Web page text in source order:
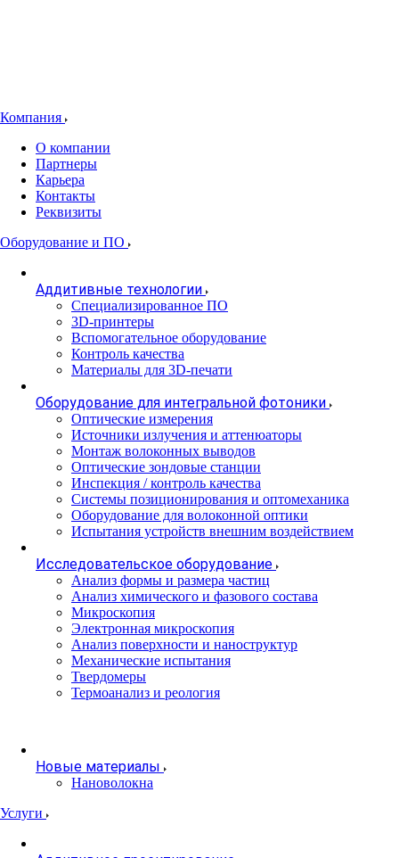
Компания
О компании
Партнеры
Карьера
Контакты
Реквизиты
Оборудование и ПО
Аддитивные технологии
Специализированное ПО
3D-принтеры
Вспомогательное оборудование
Контроль качества
Материалы для 3D-печати
Оборудование для интегральной фотоники
Оптические измерения
Источники излучения и аттенюаторы
Монтаж волоконных выводов
Оптические зондовые станции
Инспекция / контроль качества
Системы позиционирования и оптомеханика
Оборудование для волоконной оптики
Испытания устройств внешним воздействием
Исследовательское оборудование
Анализ формы и размера частиц
Анализ химического и фазового состава
Микроскопия
Электронная микроскопия
Анализ поверхности и наноструктур
Механические испытания
Твердомеры
Термоанализ и реология
Новые материалы
Нановолокна
Услуги